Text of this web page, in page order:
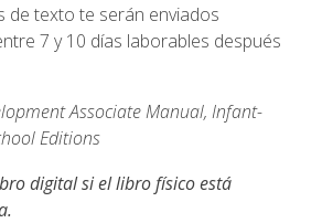
de texto te serán enviados
7 y 10 días laborables después
Associate Manual, Infant-
Editions
digital si el libro físico está